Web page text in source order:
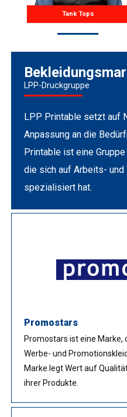
Tank Tops
LPP-Druckgruppe
LPP Printable setzt auf
Anpassung an die
Printable ist eine
die sich auf Arbeits- und
spezialisiert hat.
Promostars
Promostars ist eine Marke,
Werbe- und
Marke legt Wert auf
ihrer Produkte.